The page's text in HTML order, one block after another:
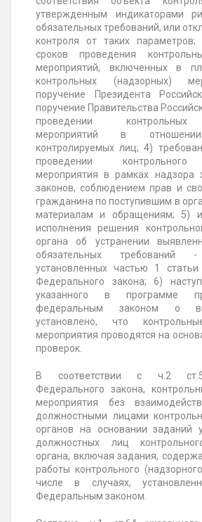
утвержденным индикаторами
обязательных требований, или
контроля от таких параметров;
сроков проведения
мероприятий, включенных в
контрольных (надзорных)
поручение Президента
поручение Правительства
проведении контрольных
мероприятий в
контролируемых лиц; 4)
проведении контрольного
мероприятия в рамках надзора
законов, соблюдением прав и
гражданина по поступившим в
материалам и обращениям; 5)
исполнения решения
органа об устранении
обязательных
установленных частью 1
Федерального закона; 6)
указанного в программе
федеральным законом о
установлено, что
мероприятия проводятся на
проверок.
В соответствии с ч.2
Федерального закона,
мероприятия без
должностными лицами
органов на основании заданий
должностных лиц
органа, включая задания,
работы контрольного
числе в случаях,
Федеральным законом.